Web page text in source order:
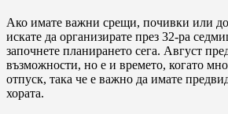
Ако имате важни срещи, почивки или
искате да организирате през 32-ра
започнете планирането сега. Август
възможности, но е и времето, когато
отпуск, така че е важно да имате
хората.